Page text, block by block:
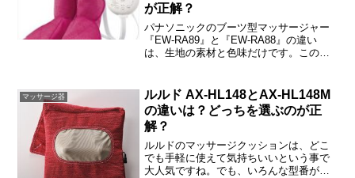
が正解？
パナソニックのブーツ型マッサージャー
『EW-RA89』と『EW-RA88』の違い
は、生地の素材と色味だけです。この記
マッサージ器
ルルド AX-HL148とAX-HL148M
の違いは？どっちを選ぶのが正
解？
ルルドのマッサージクッションは、どこ
でも手軽に使えて気持ちいいという事で
大人気ですね。でも、いろんな型番が発